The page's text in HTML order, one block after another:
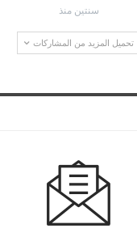
سنتين منذ
تحميل المزيد من المشاركات